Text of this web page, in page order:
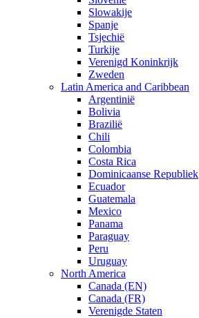
Slowakije
Spanje
Tsjechië
Turkije
Verenigd Koninkrijk
Zweden
Latin America and Caribbean
Argentinië
Bolivia
Brazilië
Chili
Colombia
Costa Rica
Dominicaanse Republiek
Ecuador
Guatemala
Mexico
Panama
Paraguay
Peru
Uruguay
North America
Canada (EN)
Canada (FR)
Verenigde Staten